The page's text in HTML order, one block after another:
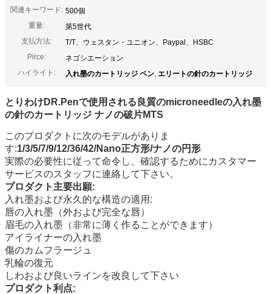
関連キーワード: 500個
重量:
第5世代
支払方法:
T/T、ウェスタン・ユニオン、Paypal、HSBC
Pirce:
ネゴシエーション
ハイライト:
入れ墨のカートリッジ ペン, エリートの針のカートリッジ
とりわけDR.Penで使用される良質のmicroneedleの入れ墨
の針のカートリッジ ナノの破片MTS
このプロダクトに次のモデルがありま
す:1/3/5/7/9/12/36/42/Nano正方形/ナノの円形
実際の必要性に従って命令し、確認するためにカスタマー
サービスのスタッフに連絡して下さい。
プロダクト主要出願:
入れ墨および永久的な構造の適用:
唇の入れ墨（外および完全な唇）
眉毛の入れ墨（非常に薄く作ることができます）
アイライナーの入れ墨
傷のカムフラージュ
乳輪の復元
しわおよび良いラインを改良して下さい
プロダクト利点: